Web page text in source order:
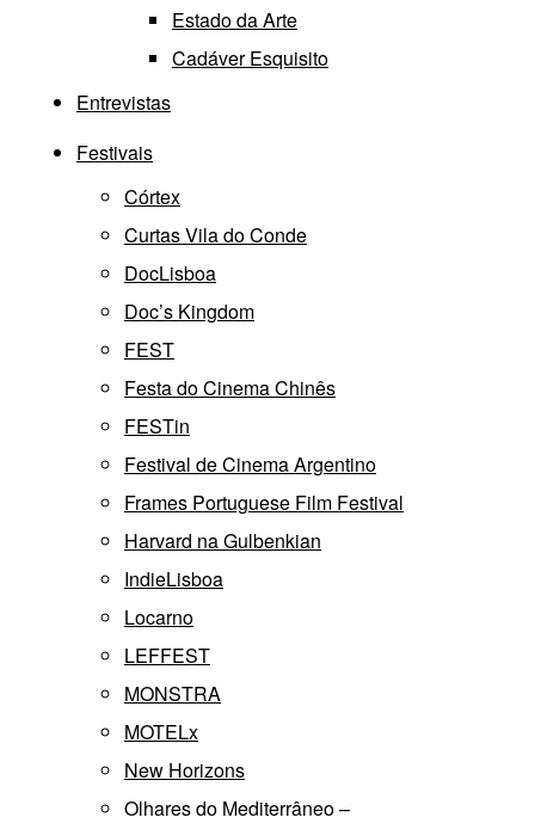
Estado da Arte
Cadáver Esquisito
Entrevistas
Festivais
Córtex
Curtas Vila do Conde
DocLisboa
Doc’s Kingdom
FEST
Festa do Cinema Chinês
FESTin
Festival de Cinema Argentino
Frames Portuguese Film Festival
Harvard na Gulbenkian
IndieLisboa
Locarno
LEFFEST
MONSTRA
MOTELx
New Horizons
Olhares do Mediterrâneo –